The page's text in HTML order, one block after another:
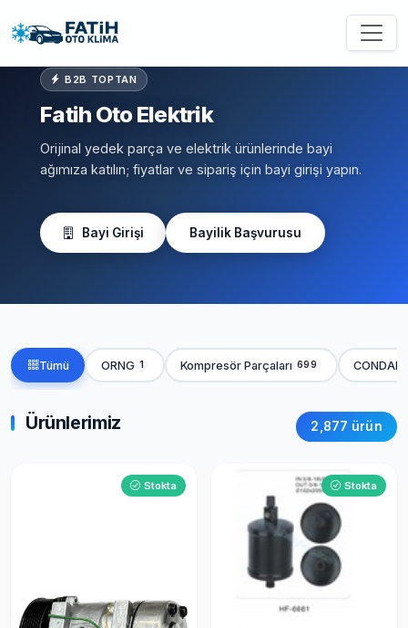
B2B TOPTAN
Fatih Oto Elektrik
Orijinal yedek parça ve elektrik ürünlerinde bayi
ağımıza katılın; fiyatlar ve sipariş için bayi girişi yapın.
Bayi Girişi Bayilik Başvurusu
Tümü ORNG 1 Kompresör Parçaları 699
Ürünlerimiz 2,877 ürün
Stokta Stokta